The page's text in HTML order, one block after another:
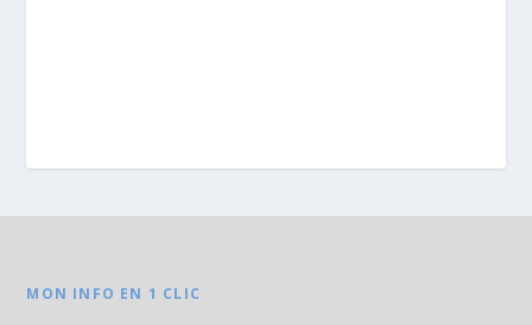
MON INFO EN 1 CLIC